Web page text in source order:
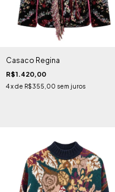
Casaco Regina
R$1.420,00
4x de R$355,00 sem juros